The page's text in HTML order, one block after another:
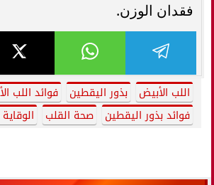
فقدان الوزن.
اللب الأبيض بذور اليقطين
فوائد اللب
فوائد بذور اليقطين
صحة القلب